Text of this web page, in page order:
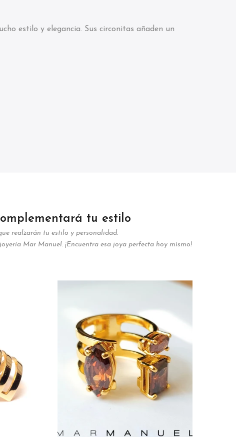
estilo y elegancia. Sus circonitas añaden un
tu estilo
realzarán tu estilo y personalidad.
Mar Manuel. ¡Encuentra esa joya perfecta hoy mismo!